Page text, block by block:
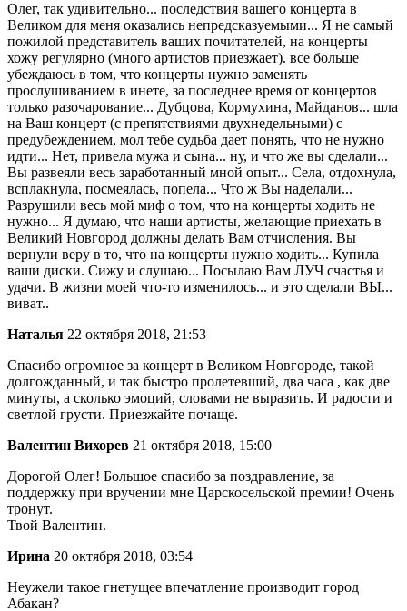
Олег, так удивительно... последствия вашего концерта в
Великом для меня оказались непредсказуемыми... Я не самый
пожилой представитель ваших почитателей, на концерты
хожу регулярно (много артистов приезжает). все больше
убеждаюсь в том, что концерты нужно заменять
прослушиванием в инете, за последнее время от концертов
только разочарование... Дубцова, Кормухина, Майданов... шла
на Ваш концерт (с препятствиями двухнедельными) с
предубеждением, мол тебе судьба дает понять, что не нужно
идти... Нет, привела мужа и сына... ну, и что же вы сделали...
Вы развеяли весь заработанный мной опыт... Села, отдохнула,
всплакнула, посмеялась, попела... Что ж Вы наделали...
Разрушили весь мой миф о том, что на концерты ходить не
нужно... Я думаю, что наши артисты, желающие приехать в
Великий Новгород должны делать Вам отчисления. Вы
вернули веру в то, что на концерты нужно ходить... Купила
ваши диски. Сижу и слушаю... Посылаю Вам ЛУЧ счастья и
удачи. В жизни моей что-то изменилось... и это сделали ВЫ...
виват..
Наталья 22 октября 2018, 21:53
Спасибо огромное за концерт в Великом Новгороде, такой
долгожданный, и так быстро пролетевший, два часа , как две
минуты, а сколько эмоций, словами не выразить. И радости и
светлой грусти. Приезжайте почаще.
Валентин Вихорев 21 октября 2018, 15:00
Дорогой Олег! Большое спасибо за поздравление, за
поддержку при вручении мне Царскосельской премии! Очень
тронут.
Твой Валентин.
Ирина 20 октября 2018, 03:54
Неужели такое гнетущее впечатление производит город
Абакан?